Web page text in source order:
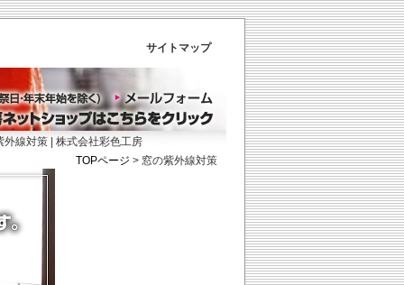
サイトマップ
| 株式会社彩色工房
TOPページ > 窓の紫外線対策